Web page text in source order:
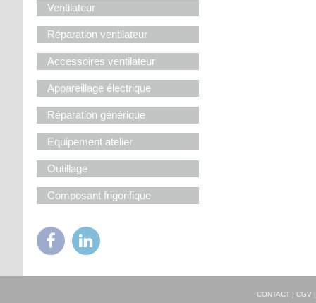
Ventilateur
Réparation ventilateur
Accessoires ventilateur
Appareillage électrique
Réparation générique
Equipement atelier
Outillage
Composant frigorifique
CONTACT| CGV|